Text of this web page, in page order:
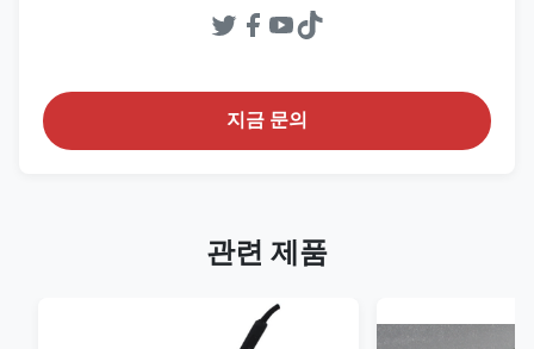
지금 문의
관련 제품